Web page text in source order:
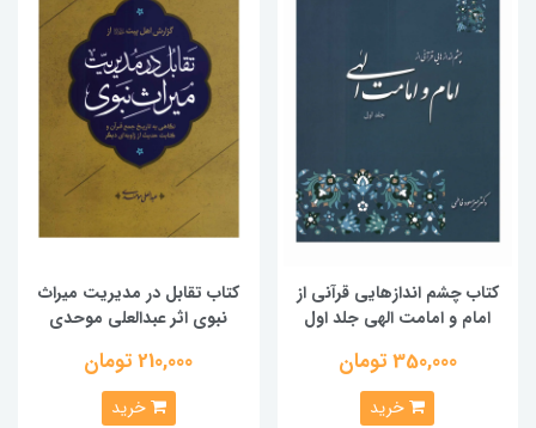
کتاب چشم اندازهایی قرآنی از
امام و امامت الهی جلد اول
350,000 تومان
خرید
کتاب تقابل در مدیریت میراث
نبوی اثر عبدالعلی موحدی
210,000 تومان
خرید